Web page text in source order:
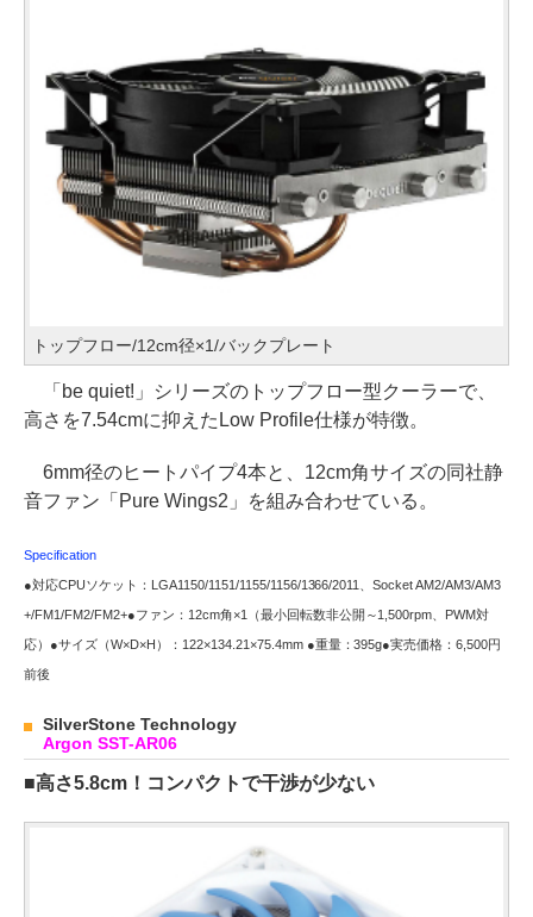
トップフロー/12cm径×1/バックプレート
「be quiet!」シリーズのトップフロー型クーラーで、
高さを7.54cmに抑えたLow Profile仕様が特徴。
6mm径のヒートパイプ4本と、12cm角サイズの同社静
音ファン「Pure Wings2」を組み合わせている。
Specification
●対応CPUソケット：LGA1150/1151/1155/1156/1366/2011、Socket AM2/AM3/AM3
+/FM1/FM2/FM2+●ファン：12cm角×1（最小回転数非公開～1,500rpm、PWM対
応）●サイズ（W×D×H）：122×134.21×75.4mm ●重量：395g●実売価格：6,500円
前後
SilverStone Technology
Argon SST-AR06
■高さ5.8cm！コンパクトで干渉が少ない